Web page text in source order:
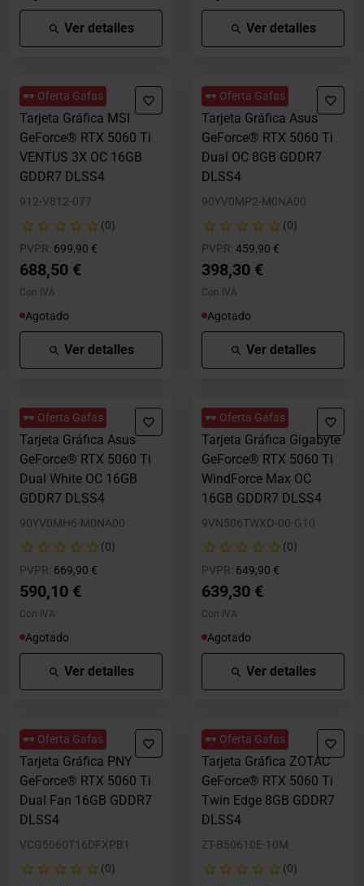
Ver detalles Ver detalles
🕶️ Oferta Gafas
Tarjeta Gráfica MSI
GeForce® RTX 5060 Ti
VENTUS 3X OC 16GB
GDDR7 DLSS4
912-V812-077
(0)
PVPR: Precio rebajado desde
699,90 €
688,50 €
Con IVA
Agotado
Ver detalles
🕶️ Oferta Gafas
Tarjeta Gráfica Asus
GeForce® RTX 5060 Ti
Dual OC 8GB GDDR7
DLSS4
90YV0MP2-M0NA00
(0)
PVPR: Precio rebajado desde
459,90 €
398,30 €
Con IVA
Agotado
Ver detalles
🕶️ Oferta Gafas
Tarjeta Gráfica Asus
GeForce® RTX 5060 Ti
Dual White OC 16GB
GDDR7 DLSS4
90YV0MH6-M0NA00
(0)
PVPR: Precio rebajado desde
669,90 €
590,10 €
Con IVA
Agotado
Ver detalles
🕶️ Oferta Gafas
Tarjeta Gráfica Gigabyte
GeForce® RTX 5060 Ti
WindForce Max OC
16GB GDDR7 DLSS4
9VN506TWXO-00-G10
(0)
PVPR: Precio rebajado desde
649,90 €
639,30 €
Con IVA
Agotado
Ver detalles
🕶️ Oferta Gafas
Tarjeta Gráfica PNY
GeForce® RTX 5060 Ti
Dual Fan 16GB GDDR7
DLSS4
VCG5060T16DFXPB1
(0)
🕶️ Oferta Gafas
Tarjeta Gráfica ZOTAC
GeForce® RTX 5060 Ti
Twin Edge 8GB GDDR7
DLSS4
ZT-B50610E-10M
(0)